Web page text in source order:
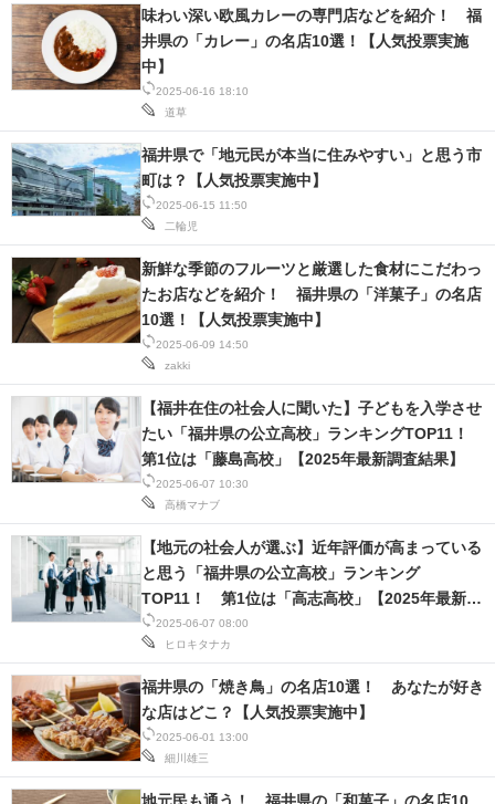
2025-06-16 18:10
道草
味わい深い欧風カレーの専門店などを紹介！ 福
井県の「カレー」の名店10選！【人気投票実施
中】
2025-06-15 11:50
二輪児
福井県で「地元民が本当に住みやすい」と思う市
町は？【人気投票実施中】
2025-06-09 14:50
zakki
新鮮な季節のフルーツと厳選した食材にこだわっ
たお店などを紹介！ 福井県の「洋菓子」の名店
10選！【人気投票実施中】
2025-06-07 10:30
高橋マナブ
【福井在住の社会人に聞いた】子どもを入学させ
たい「福井県の公立高校」ランキングTOP11！
第1位は「藤島高校」【2025年最新調査結果】
2025-06-07 08:00
ヒロキタナカ
【地元の社会人が選ぶ】近年評価が高まっている
と思う「福井県の公立高校」ランキング
TOP11！ 第1位は「高志高校」【2025年最新調
査結果】
2025-06-01 13:00
細川雄三
福井県の「焼き鳥」の名店10選！ あなたが好き
な店はどこ？【人気投票実施中】